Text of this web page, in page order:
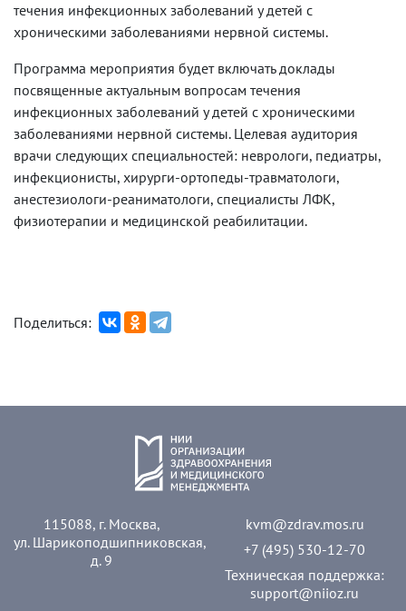
течения инфекционных заболеваний у детей с
хроническими заболеваниями нервной системы.
Программа мероприятия будет включать доклады
посвященные актуальным вопросам течения
инфекционных заболеваний у детей с хроническими
заболеваниями нервной системы. Целевая аудитория
врачи следующих специальностей: неврологи, педиатры,
инфекционисты, хирурги-ортопеды-травматологи,
анестезиологи-реаниматологи, специалисты ЛФК,
физиотерапии и медицинской реабилитации.
Поделиться:
115088, г. Москва,
ул. Шарикоподшипниковская,
д. 9
kvm@zdrav.mos.ru
+7 (495) 530-12-70
Техническая поддержка:
support@niioz.ru